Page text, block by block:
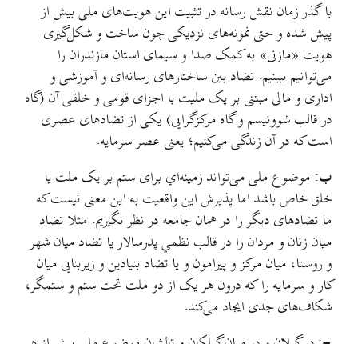
با گذر زمان نقش رسانه در تثبیت این هویت‌های ملی بیش از
پیش شده و حتی نمونه‌های نزدیکی چون ساخت و شکل‌گیری
هویت «مازنی» به کمک صدا و سیمای استان مازندران را
می‌توانیم ببینیم. تضاد بین ساختارهای رسانه‌ای و آموزشی و
اداری و مالی مبتنی بر یک ملیت با اجزای قومی و خلقی آن (گاه
در قالب شوونیسم و گاه مرکزگرایی) یکی از تضادهای عصری
است که در آن زندگی می‌کنیم؛ یعنی عصر سرمایه.
ب: موضوع ملی می‌تواند زمینه‌اي برای ستم بر یک ملت یا
خلق خاص باشد اما پذیرش این واقعیت به این معنی نیست که
ما تضادهای دیگر را در همان جامعه در نظر نگیریم. مثلا تضاد
میان زنان و مردان را در قالب نظمي پدرسالار یا تضاد میان شهر
و روستا، میان مرکز و پیرامون و یا تضاد بنیادین و زیربنایی میان
کار و سرمایه را که درون هر یک از دو ملت تحت ستم و ستمگر،
شکاف‌های جدی ایجاد می‌کند.